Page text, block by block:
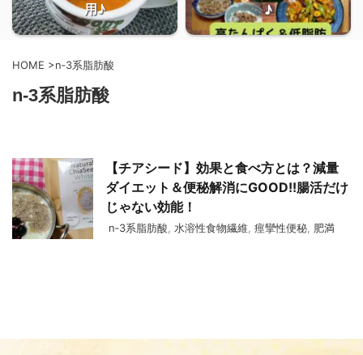
用♪
♪
HOME >n‐3系脂肪酸
n‐3系脂肪酸
【チアシード】効果と食べ方とは？減量
ダイエット＆便秘解消にGOOD!!腸活だけ
じゃない効能！
n‐3系脂肪酸 水溶性食物繊維 痙攣性便秘 肥満